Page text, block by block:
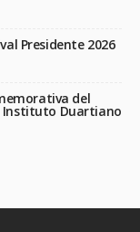
Presidente 2026
del
Instituto Duartiano